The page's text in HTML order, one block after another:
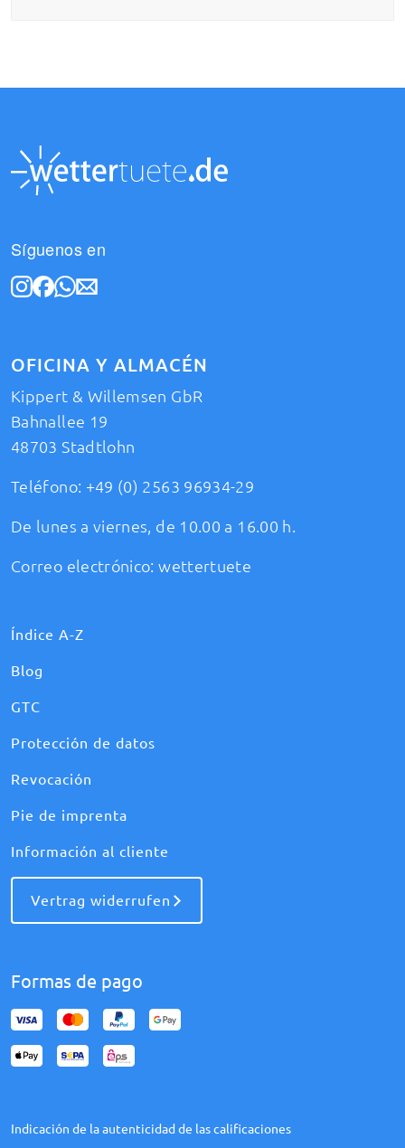
Síguenos en
OFICINA Y ALMACÉN
Kippert & Willemsen GbR
Bahnallee 19
48703 Stadtlohn
Teléfono: +49 (0) 2563 96934-29
De lunes a viernes, de 10.00 a 16.00 h.
Correo electrónico:wettertuete
Índice A-Z
Blog
GTC
Protección de datos
Revocación
Pie de imprenta
Información al cliente
Vertrag widerrufen
Formas de pago
Indicación de la autenticidad de las calificaciones